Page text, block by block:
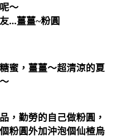
～
...薑薑~粉圓
蜜，薑薑～超清涼的夏
，勤勞的自己做粉圓，
粉圓外加沖泡個仙楂烏